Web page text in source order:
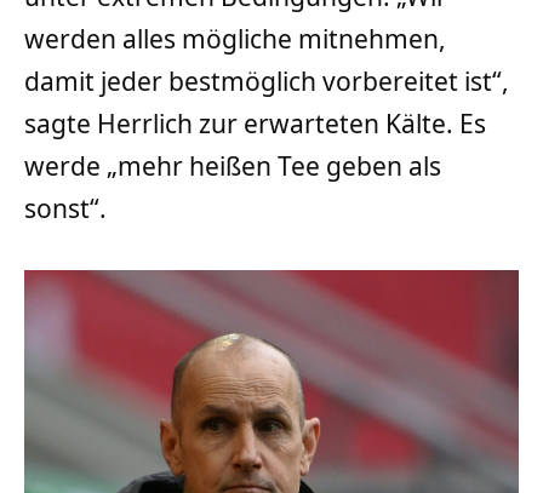
werden alles mögliche mitnehmen,
damit jeder bestmöglich vorbereitet ist“,
sagte Herrlich zur erwarteten Kälte. Es
werde „mehr heißen Tee geben als
sonst“.